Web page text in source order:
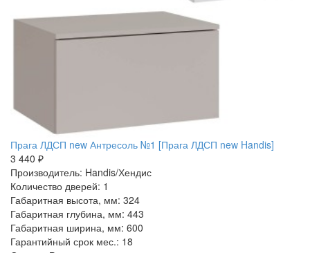
Прага ЛДСП new Антресоль №1 [Прага ЛДСП new Handis]
3 440 ₽
Производитель: Handis/Хендис
Количество дверей: 1
Габаритная высота, мм: 324
Габаритная глубина, мм: 443
Габаритная ширина, мм: 600
Гарантийный срок мес.: 18